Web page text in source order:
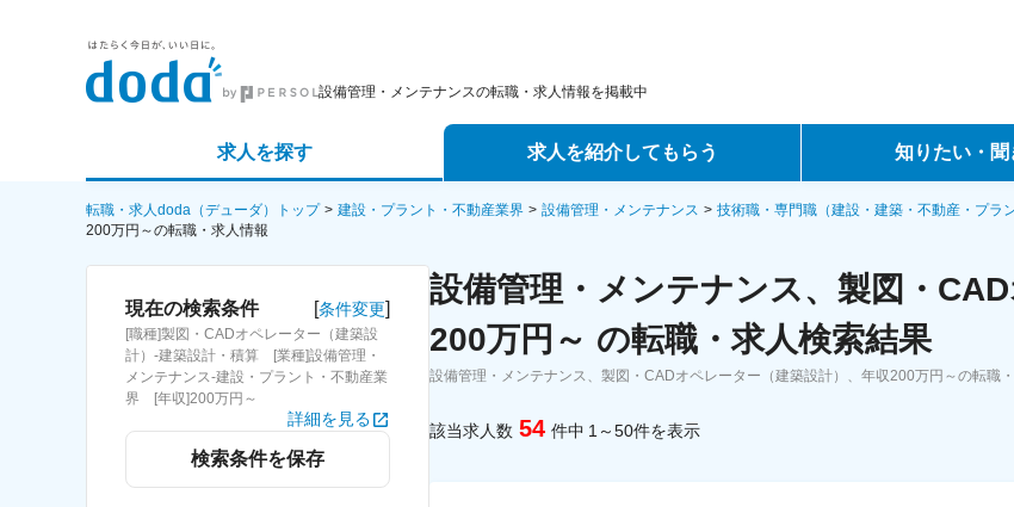
設備管理・メンテナンスの転職・求人情報を掲載中
求人を探す
詳細条件から探す
新着求人から探す
求人特集から探す
求人を紹介してもらう
エージェントサービス
スカウトサービス
パートナーエージェントサービス
知りたい・聞
転職ノウハウ
データで見る転職
コラム・インタビュー
転職Q&A
転職・求人doda（デューダ）トップ 建設・プラント・不動産業界 設備管理・メンテナンス 技術職・専門職（建設・建築・不動産・プラ
200万円～の転職・求人情報
現在の検索条件 [条件変更]
[職種]製図・CADオペレーター（建築設
計）-建築設計・積算 [業種]設備管理・
メンテナンス-建設・プラント・不動産業
界 [年収]200万円～
詳細を見る
検索条件を保存
設備管理・メンテナンス、製図・
200万円～ の転職・求人検索結果
設備管理・メンテナンス、製図・CADオペレーター（建築設計）、年収200万円～の転職
該当求人数 54 件中 1～50件を表示